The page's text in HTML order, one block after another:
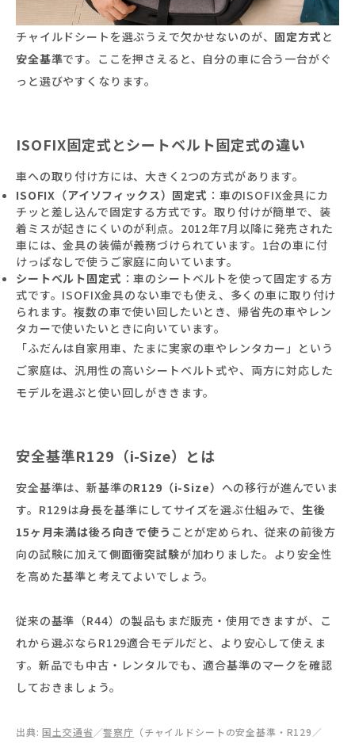
チャイルドシートを選ぶうえで欠かせないのが、 固定方式 と
安全基準です。ここを押さえると、自分の車に合う一台がぐ
っと選びやすくなります。
ISOFIX固定式とシートベルト固定式の違い
車への取り付け方には、大きく2つの方式があります。
ISOFIX（アイソフィックス）固定式 ：車のISOFIX金具にカ
チッと差し込んで固定する方式です。取り付けが簡単で、装
着ミスが起きにくいのが利点。2012年7月以降に発売された
車には、金具の装備が義務づけられています。1台の車に付
けっぱなしで使うご家庭に向いています。
シートベルト固定式 ：車のシートベルトを使って固定する方
式です。ISOFIX金具のない車でも使え、多くの車に取り付け
られます。複数の車で使い回したいとき、帰省先の車やレン
タカーで使いたいときに向いています。
「ふだんは自家用車、たまに実家の車やレンタカー」という
ご家庭は、汎用性の高いシートベルト式や、両方に対応した
モデルを選ぶと使い回しがききます。
安全基準R129（i-Size）とは
安全基準は、新基準のR129（i-Size） への移行が進んでいま
す。R129は身長を基準にしてサイズを選ぶ仕組みで、 生後
15ヶ月未満は後ろ向きで使う ことが定められ、従来の前後方
向の試験に加えて側面衝突試験が加わりました。より安全性
を高めた基準と考えてよいでしょう。
従来の基準（R44）の製品もまだ販売・使用できますが、こ
れから選ぶならR129適合モデルだと、より安心して使えま
す。新品でも中古・レンタルでも、適合基準のマークを確認
しておきましょう。
出典:国土交通省／警察庁 （チャイルドシートの安全基準・R129／